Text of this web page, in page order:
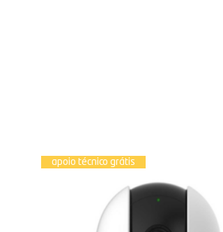
apoio técnico grátis